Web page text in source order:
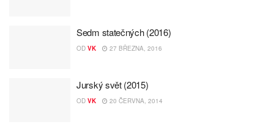
Sedm statečných (2016)
OD VK 27 BŘEZNA, 2016
Jurský svět (2015)
OD VK 20 ČERVNA, 2014